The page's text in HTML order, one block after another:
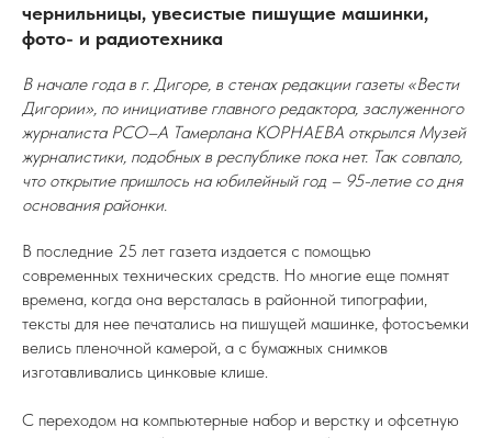
чернильницы, увесистые пишущие машинки,
фото- и радиотехника
В начале года в г. Дигоре, в стенах редакции газеты «Вести
Дигории», по инициативе главного редактора, заслуженного
журналиста РСО–А Тамерлана КОРНАЕВА открылся Музей
журналистики, подобных в республике пока нет. Так совпало,
что открытие пришлось на юбилейный год – 95-летие со дня
основания районки.
В последние 25 лет газета издается с помощью
современных технических средств. Но многие еще помнят
времена, когда она версталась в районной типографии,
тексты для нее печатались на пишущей машинке, фотосъемки
велись пленочной камерой, а с бумажных снимков
изготавливались цинковые клише.
С переходом на компьютерные набор и верстку и офсетную